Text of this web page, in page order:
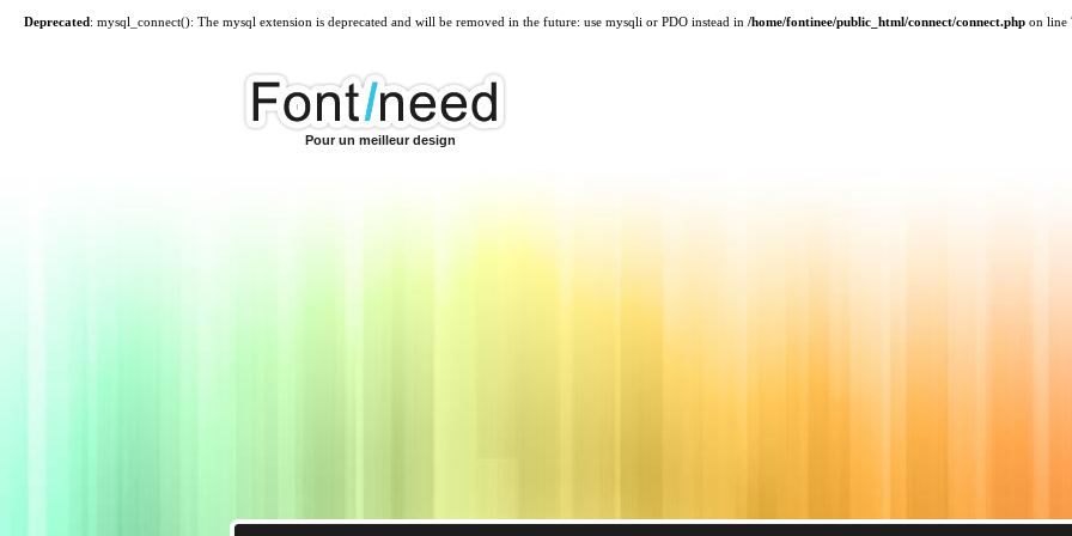
Deprecated: mysql_connect(): The mysql extension is deprecated and will be removed in the future: use mysqli or PDO instead in /home/fontinee/public_html/connect/connect.php on line
Pour un meilleur design